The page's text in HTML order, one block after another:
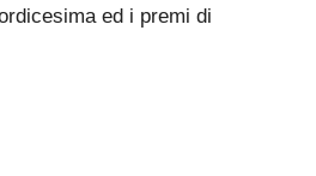
ed i premi di